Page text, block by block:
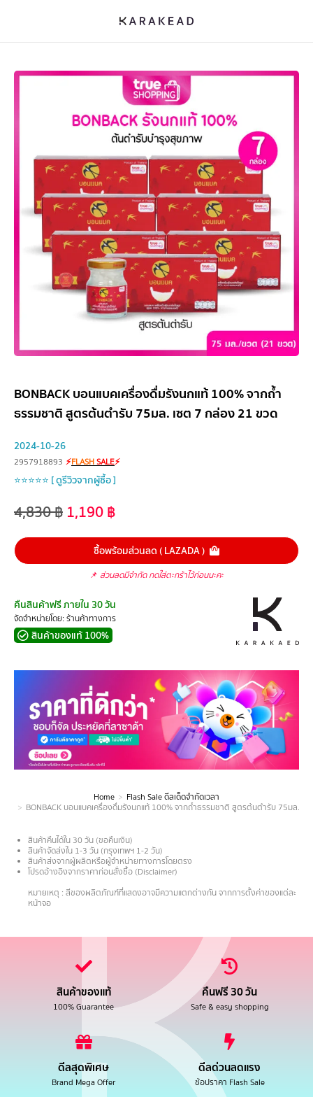
BONBACK บอนแบคเครื่องดื่มรังนกแท้ 100% จากถ้ำ
ธรรมชาติ สูตรต้นตำรับ 75มล. เซต 7 กล่อง 21 ขวด
2024-10-26
2957918893 ⚡FLASHSALE⚡
⭐⭐⭐⭐⭐ [ ดูรีวิวจากผู้ซื้อ ]
4,830฿ 1,190฿
ซื้อพร้อมส่วนลด ( LAZADA )
📌 ส่วนลดมีจำกัด กดใส่ตะกร้าไว้ก่อนนะคะ
คืนสินค้าฟรี ภายใน 30 วัน
จัดจำหน่ายโดย: ร้านค้าทางการ
สินค้าของแท้ 100%
Home
Flash Sale ดีลเด็ดจำกัดเวลา
BONBACK บอนแบคเครื่องดื่มรังนกแท้ 100% จากถ้ำธรรมชาติ สูตรต้นตำรับ 75มล. เ
สินค้าคืนได้ใน 30 วัน (ขอคืนเงิน)
สินค้าจัดส่งใน 1-3 วัน (กรุงเทพฯ 1-2 วัน)
สินค้าส่งจากผู้ผลิตหรือผู้จำหน่ายทางการโดยตรง
โปรดอ้างอิงจากราคาก่อนสั่งซื้อ (Disclaimer)
หมายเหตุ : สีของผลิตภัณฑ์ที่แสดงอาจมีความแตกต่างกัน จากการตั้งค่าของแต่ละ
หน้าจอ
สินค้าของแท้
100% Guarantee
คืนฟรี 30 วัน
Safe & easy shopping
ดีลสุดพิเศษ
Brand Mega Offer
ดีลด่วนลดแรง
ช้อปราคา Flash Sale